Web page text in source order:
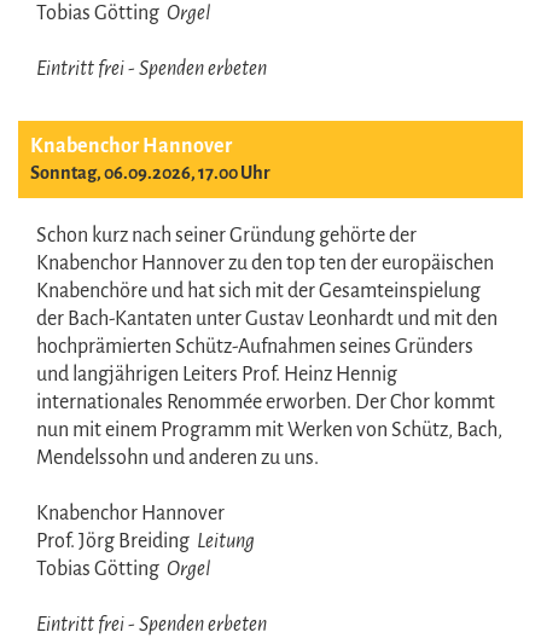
Tobias Götting Orgel
Eintritt frei - Spenden erbeten
Knabenchor Hannover
Sonntag, 06.09.2026, 17.00 Uhr
Schon kurz nach seiner Gründung gehörte der
Knabenchor Hannover zu den top ten der europäischen
Knabenchöre und hat sich mit der Gesamteinspielung
der Bach-Kantaten unter Gustav Leonhardt und mit den
hochprämierten Schütz-Aufnahmen seines Gründers
und langjährigen Leiters Prof. Heinz Hennig
internationales Renommée erworben. Der Chor kommt
nun mit einem Programm mit Werken von Schütz, Bach,
Mendelssohn und anderen zu uns.
Knabenchor Hannover
Prof. Jörg Breiding Leitung
Tobias Götting Orgel
Eintritt frei - Spenden erbeten